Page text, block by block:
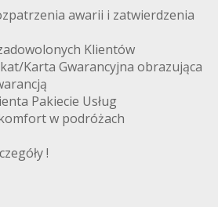
awarii i zatwierdzenia
Klientów
Karta Gwarancyjna obrazująca
Pakiecie Usług
w podróżach
!